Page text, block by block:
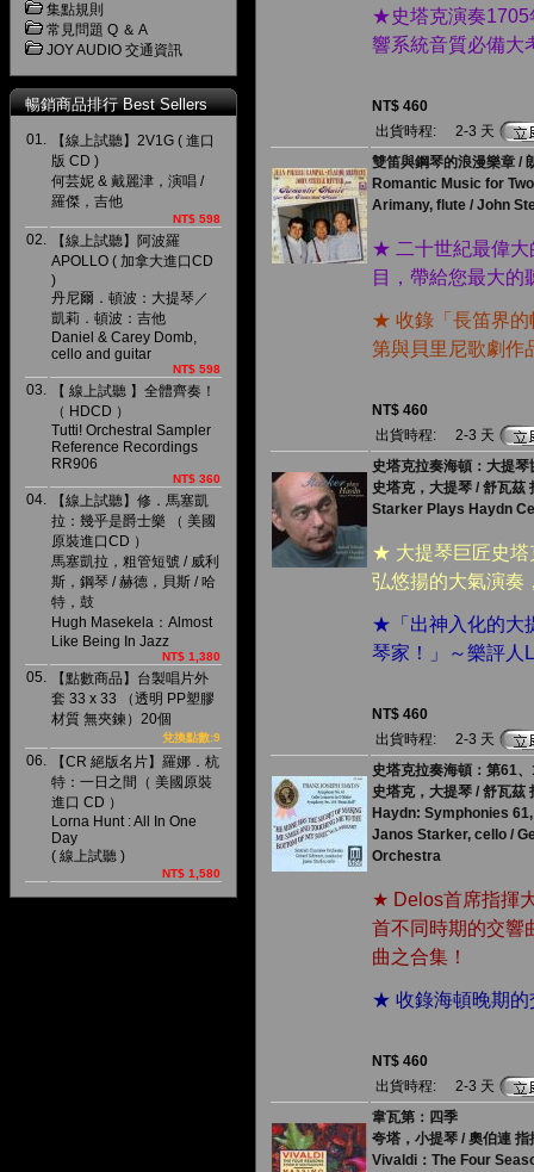
集點規則
常見問題 Q ＆ A
JOY AUDIO 交通資訊
暢銷商品排行 Best Sellers
01.
【線上試聽】2V1G ( 進口
版 CD )
何芸妮 & 戴麗津，演唱 /
羅傑，吉他
NT$ 598
02.
【線上試聽】阿波羅
APOLLO ( 加拿大進口CD
)
丹尼爾．頓波：大提琴／
凱莉．頓波：吉他
Daniel & Carey Domb,
cello and guitar
NT$ 598
03.
【 線上試聽 】全體齊奏！
（ HDCD ）
Tutti! Orchestral Sampler
Reference Recordings
RR906
NT$ 360
04.
【線上試聽】修．馬塞凱
拉：幾乎是爵士樂 （ 美國
原裝進口CD ）
馬塞凱拉，粗管短號 / 威利
斯，鋼琴 / 赫德，貝斯 / 哈
特，鼓
Hugh Masekela：Almost
Like Being In Jazz
NT$ 1,380
05.
【點數商品】台製唱片外
套 33 x 33 （透明 PP塑膠
材質 無夾鍊）20個
兌換點數:9
06.
【CR 絕版名片】羅娜．杭
特：一日之間（ 美國原裝
進口 CD ）
Lorna Hunt : All In One
Day
( 線上試聽 )
NT$ 1,580
★史塔克演奏1705
響系統音質必備大
NT$ 460
出貨時程:
2-3 天
雙笛與鋼琴的浪漫樂章 /
Romantic Music for
Arimany, flute / John
★ 二十世紀最偉大
目，帶給您最大的
★ 收錄「長笛界的
第與貝里尼歌劇作
NT$ 460
出貨時程:
2-3 天
史塔克拉奏海頓：大提琴
史塔克，大提琴 / 舒瓦茲
Starker Plays Haydn
★ 大提琴巨匠史塔
弘悠揚的大氣演奏
★「出神入化的大
琴家！」～樂評
NT$ 460
出貨時程:
2-3 天
史塔克拉奏海頓：第61
史塔克，大提琴 / 舒瓦茲
Haydn: Symphonies
Janos Starker, cello /
Orchestra
★ Delos首席指揮
首不同時期的交響
曲之合集！
★ 收錄海頓晚期的
NT$ 460
出貨時程:
2-3 天
韋瓦第：四季
夸塔，小提琴 / 奧伯連
Vivaldi：The Four